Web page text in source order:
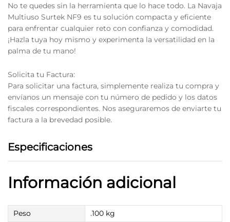
No te quedes sin la herramienta que lo hace todo. La Navaja
Multiuso Surtek NF9 es tu solución compacta y eficiente
para enfrentar cualquier reto con confianza y comodidad.
¡Hazla tuya hoy mismo y experimenta la versatilidad en la
palma de tu mano!
Solicita tu Factura:
Para solicitar una factura, simplemente realiza tu compra y
envíanos un mensaje con tu número de pedido y los datos
fiscales correspondientes. Nos aseguraremos de enviarte tu
factura a la brevedad posible.
Especificaciones
Información adicional
Peso
.100 kg